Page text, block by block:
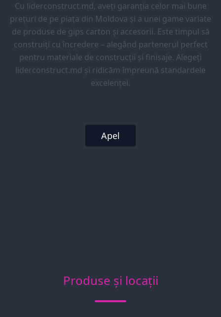
Cu liderconstruct.md, aveți garanția celor mai bune
prețuri de pe piața din Moldova și a unei game variate
de produse de gips carton și accesorii. Este timpul să
construiți cu încredere – alegând partenerul perfect
pentru materiale de construcții și finisaje. Alegeți
liderconstruct.md și ridicăm împreună standardele
excelenței.
Apel
Produse și locații